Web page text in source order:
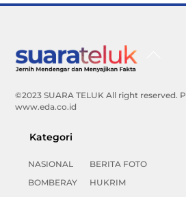
©2023 SUARA TELUK All right reserved.
www.eda.co.id
Kategori
NASIONAL
BOMBERAY
BERITA FOTO
HUKRIM